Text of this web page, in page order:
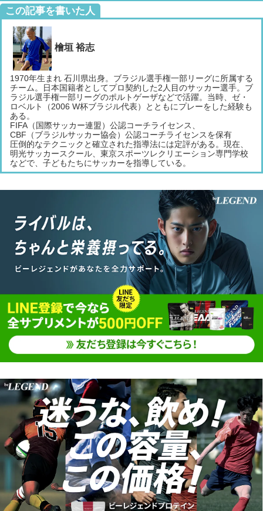
この記事を書いた人
檜垣 裕志
1970年生まれ 石川県出身。ブラジル選手権一部リーグに所属する
チーム。日本国籍者としてプロ契約した2人目のサッカー選手。ブ
ラジル選手権一部リーグのポルトゲーザなどで活躍。当時、ゼ・
ロベルト（2006 W杯ブラジル代表）とともにプレーをした経験も
ある。
FIFA（国際サッカー連盟）公認コーチライセンス、
CBF（ブラジルサッカー協会）公認コーチライセンスを保有
圧倒的なテクニックと確立された指導法には定評がある。現在、
明光サッカースクール、東京スポーツレクリエーション専門学校
などで、子どもたちにサッカーを指導している。